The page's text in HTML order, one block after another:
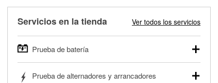
Servicios en la tienda Ver todos los servicios
Prueba de batería
autos, camionetas, SUVs, vehículos comerciales y
Prueba de alternadores y arrancadores